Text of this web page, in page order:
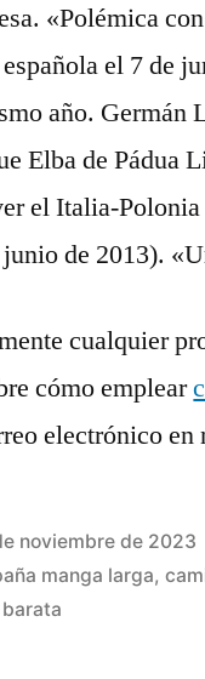
«Polémica
el 7 de
año. Germán
Elba de Pádua
el Italia-
de 2013).
cualquier
cómo emplear
electrónico
noviembre de 2023
manga larga,